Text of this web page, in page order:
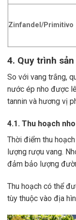
Zinfandel/Primitivo
4. Quy trình
So với vang trắng,
nước ép nho được
tannin và hương vị
4.1. Thu hoạch nho
Thời điểm thu
lượng rượu vang.
đảm bảo lượng
Thu hoạch có thể
tùy thuộc vào địa